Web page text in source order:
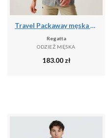
Travel Packaway męska koszula z krótkim rękawem
Regatta
ODZIEŻ MĘSKA
183.00zł